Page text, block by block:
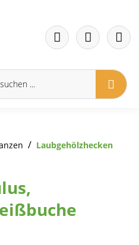
/ Laubgehölzhecken